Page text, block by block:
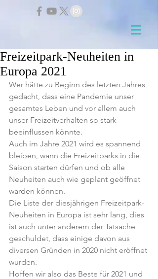
Freizeitpark-Neuheiten in
Europa 2021
Wer hätte zu Beginn des letzten Jahres
gedacht, dass eine Pandemie unser
gesamtes Leben und vor allem auch
unser Freizeitverhalten so stark
beeinflussen könnte.
Auch im Jahre 2021 wird es spannend
bleiben, wann die Freizeitparks in die
Saison starten dürfen und ob alle
Neuheiten auch wie geplant geöffnet
warden können.
Die Liste der diesjährigen Freizeitpark-
Neuheiten in Europa ist sehr lang, dies
ist auch unter anderem der Tatsache
geschuldet, dass einige davon aus
diversen Gründen in 2020 nicht eröffnet
wurden.
Hoffen wir also das Beste für 2021 und